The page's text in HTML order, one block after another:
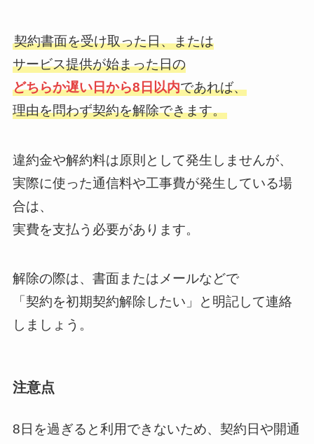
契約書面を受け取った日、または
サービス提供が始まった日の
どちらか遅い日から8日以内であれば、
理由を問わず契約を解除できます。
違約金や解約料は原則として発生しませんが、
実際に使った通信料や工事費が発生している場
合は、
実費を支払う必要があります。
解除の際は、書面またはメールなどで
「契約を初期契約解除したい」と明記して連絡
しましょう。
注意点
8日を過ぎると利用できないため、契約日や開通